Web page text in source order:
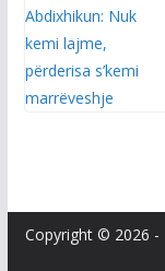
Copyright © 2026 -